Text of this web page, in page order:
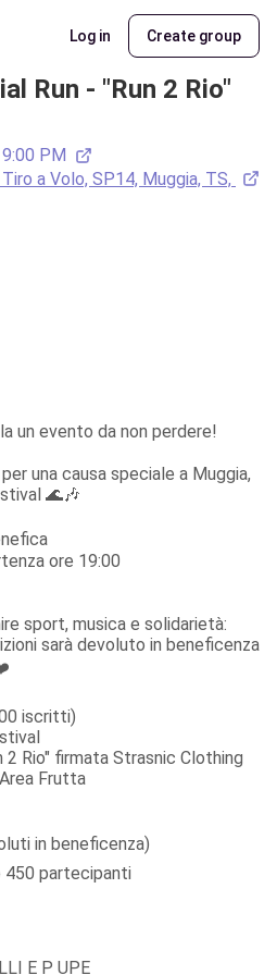
Log in Create group
Run - "Run 2 Rio"
PM
a Volo, SP14, Muggia, TS,
un evento da non perdere!
una causa speciale a Muggia,
🌊🎶
ore 19:00
sport, musica e solidarietà:
sarà devoluto in beneficenza
iscritti)
Rio" firmata Strasnic Clothing
Frutta
in beneficenza)
partecipanti
E P UPE